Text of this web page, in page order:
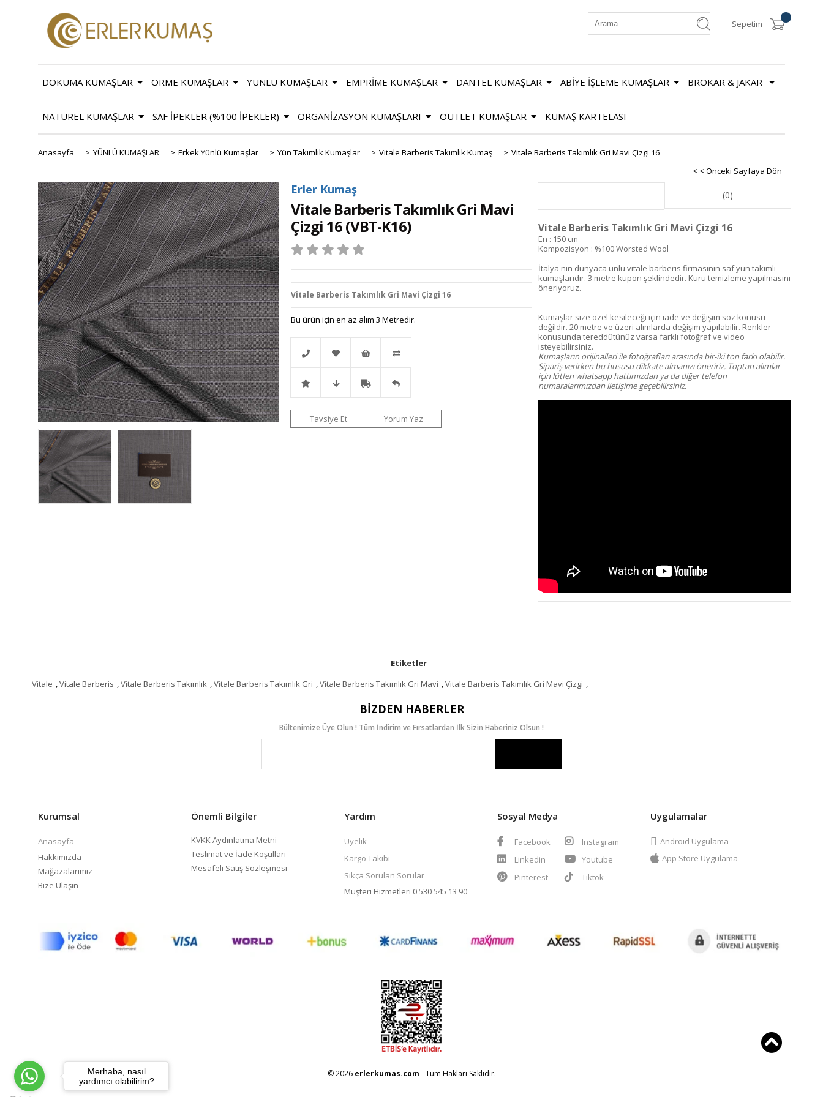
Sepetim
DOKUMA KUMAŞLAR ÖRME KUMAŞLAR YÜNLÜ KUMAŞLAR EMPRİME KUMAŞLAR DANTEL KUMAŞLAR ABİYE İŞLEME KUMAŞLAR BROKAR & JAKAR
NATUREL KUMAŞLAR SAF İPEKLER (%100 İPEKLER) ORGANİZASYON KUMAŞLARI OUTLET KUMAŞLAR KUMAŞ KARTELASI
Anasayfa > YÜNLÜ KUMAŞLAR > Erkek Yünlü Kumaşlar > Yün Takımlık Kumaşlar > Vitale Barberis Takımlık Kumaş > Vitale Barberis Takımlık Gri Mavi Çizgi 16
< < Önceki Sayfaya Dön
Erler Kumaş
Vitale Barberis Takımlık Gri Mavi
Çizgi 16(VBT-K16)
Vitale Barberis Takımlık Gri Mavi Çizgi 16
Bu ürün için en az alım 3 Metredir.
Telefonla
Sipariş
Favorilere
Ekle
İstek Karşılaştır
İndirimli Fiyat Gelince
Tavsiye Et Yorum Yaz
(0)
Vitale Barberis Takımlık Gri Mavi Çizgi 16
En : 150 cm
Kompozisyon : %100 Worsted Wool
İtalya'nın dünyaca ünlü vitale barberis firmasının saf yün takımlı
kumaşlarıdır. 3 metre kupon şeklindedir. Kuru temizleme yapılmasını
öneriyoruz.
Kumaşlar size özel kesileceği için iade ve değişim söz konusu
değildir. 20 metre ve üzeri alımlarda değişim yapılabilir. Renkler
konusunda tereddütünüz varsa farklı fotoğraf ve video
isteyebilirsiniz.
Kumaşların orijinalleri ile fotoğrafları arasında bir-iki ton farkı olabilir.
Sipariş verirken bu hususu dikkate almanızı öneririz. Toptan alımlar
için lütfen whatsapp hattımızdan ya da diğer telefon
numaralarımızdan iletişime geçebilirsiniz.
Etiketler
Vitale ,Vitale Barberis ,Vitale Barberis Takımlık ,Vitale Barberis Takımlık Gri ,Vitale Barberis Takımlık Gri Mavi ,Vitale Barberis Takımlık Gri Mavi Çizgi ,
BIZDEN HABERLER
Bültenimize Üye Olun ! Tüm İndirim ve Fırsatlardan İlk Sizin Haberiniz Olsun !
Kurumsal
Anasayfa
Hakkımızda
Mağazalarımız
Bize Ulaşın
Önemli Bilgiler
KVKK Aydınlatma Metni
Teslimat ve İade Koşulları
Mesafeli Satış Sözleşmesi
Yardım
Üyelik
Kargo Takibi
Sıkça Sorulan Sorular
Müşteri Hizmetleri 0 530 545 13 90
Sosyal Medya
Facebook
Instagram
Linkedin
Youtube
Pinterest
Tiktok
Uygulamalar
Android Uygulama
App Store Uygulama
© 2026 erlerkumas.com - Tüm Hakları Saklıdır.
Merhaba, nasıl
yardımcı olabilirim?